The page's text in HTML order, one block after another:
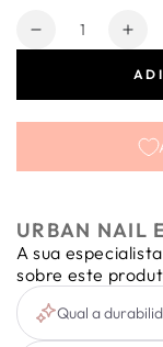
Quantidade
Diminuir
Blue
C032
URBAN NAIL
A sua
sobre este
Qual a